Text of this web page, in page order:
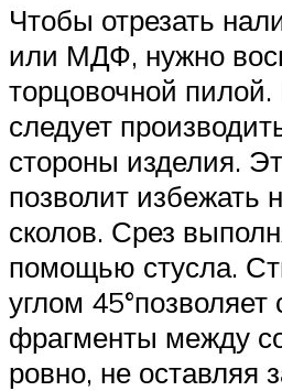
Чтобы отрезать
или МДФ, нужно
торцовочной пилой.
следует
стороны изделия.
позволит избежать
сколов. Срез
помощью стусла.
углом 45°позволяет
фрагменты между
ровно, не оставляя